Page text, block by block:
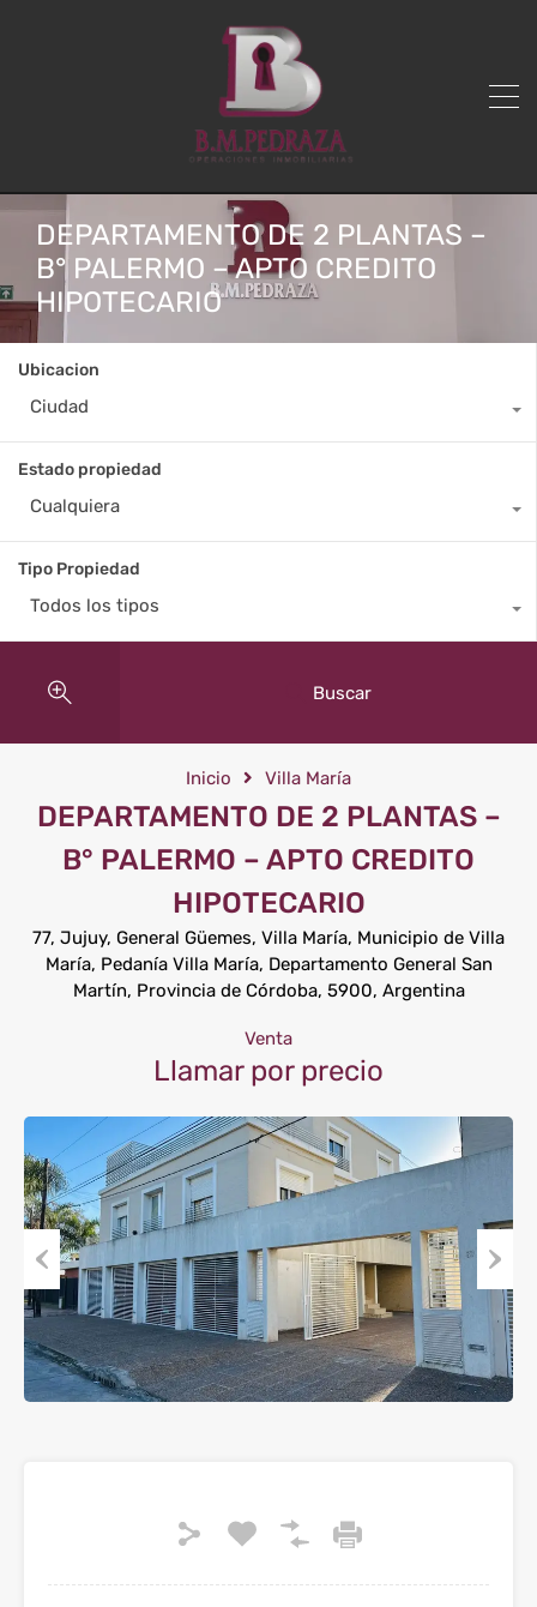
DEPARTAMENTO DE 2 PLANTAS –
B° PALERMO – APTO CREDITO
HIPOTECARIO
Ubicacion
Ciudad
Estado propiedad
Cualquiera
Tipo Propiedad
Todos los tipos
Buscar
Inicio Villa María
DEPARTAMENTO DE 2 PLANTAS –
B° PALERMO – APTO CREDITO
HIPOTECARIO
77, Jujuy, General Güemes, Villa María, Municipio de Villa
María, Pedanía Villa María, Departamento General San
Martín, Provincia de Córdoba, 5900, Argentina
Venta
Llamar por precio
Previous Next